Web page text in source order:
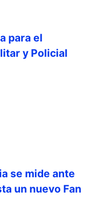
para el
y Policial
se mide ante
un nuevo Fan